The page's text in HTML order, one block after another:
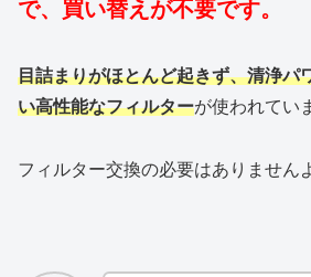
で、買い替えが不要です。
目詰まりがほとんど起きず、清浄パ
い高性能なフィルターが使われてい
フィルター交換の必要はありません